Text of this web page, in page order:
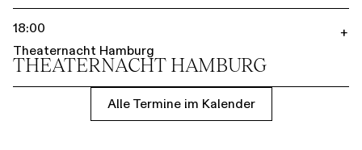
18:00
Theaternacht Hamburg
THEATER­NACHT HAMBURG
+
Alle Termine im Kalender